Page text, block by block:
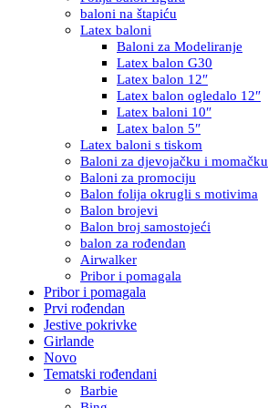
baloni na štapiću
Latex baloni
Baloni za Modeliranje
Latex balon G30
Latex balon 12″
Latex balon ogledalo 12″
Latex baloni 10″
Latex balon 5″
Latex baloni s tiskom
Baloni za djevojačku i momačku
Baloni za promociju
Balon folija okrugli s motivima
Balon brojevi
Balon broj samostojeći
balon za rođendan
Airwalker
Pribor i pomagala
Pribor i pomagala
Prvi rođendan
Jestive pokrivke
Girlande
Novo
Tematski rođendani
Barbie